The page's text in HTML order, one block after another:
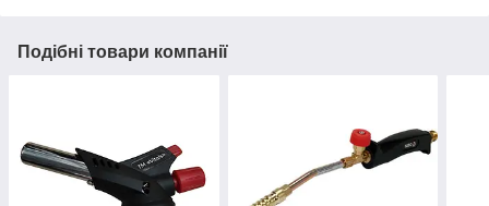
Подібні товари компанії